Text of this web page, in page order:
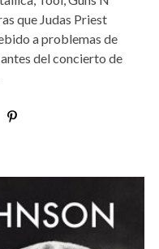
que Judas Priest
a problemas de
del concierto de